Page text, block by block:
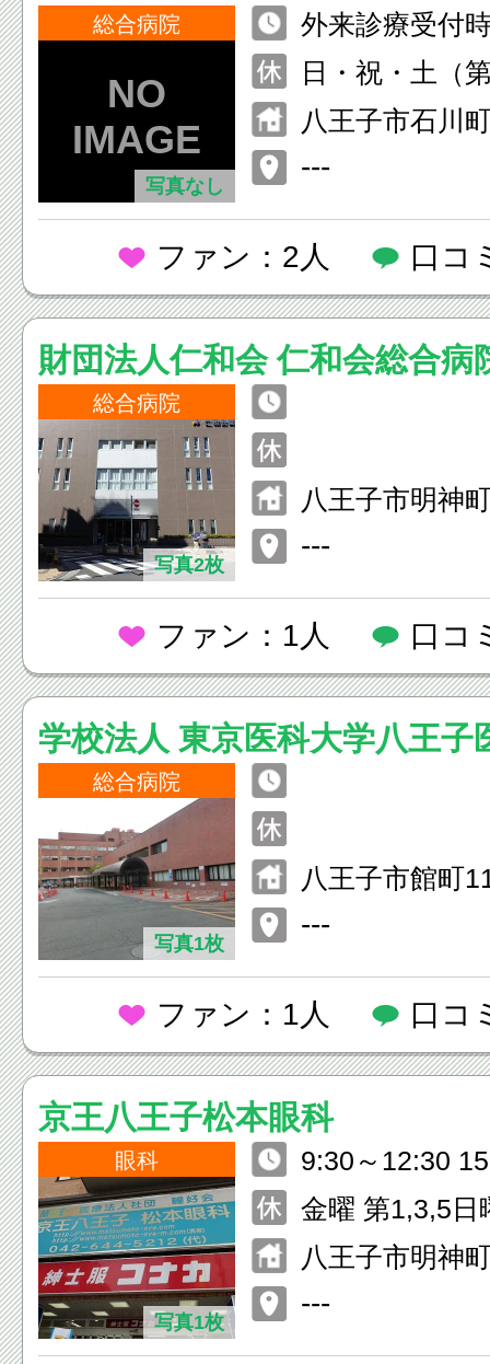
総合病院
写真なし
外来診療受付
0(診察開始
日・祝・土（
年始
八王子市石川
---
ファン：2人 口コ
財団法人仁和会 仁和会総合病
総合病院
写真2枚
八王子市明神
---
ファン：1人 口コ
学校法人 東京医科大学八王子
総合病院
写真1枚
八王子市館町
---
ファン：1人 口コ
京王八王子松本眼科
眼科
写真1枚
9:30～12:30
金曜 第1,3,5日
八王子市明神
---